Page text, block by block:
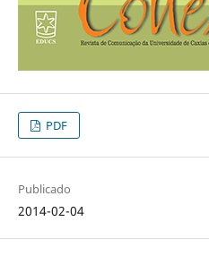
PDF
Publicado
2014-02-04